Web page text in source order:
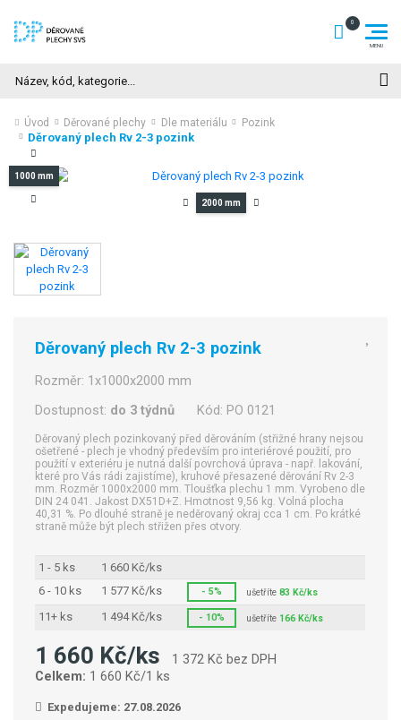
Úvod Děrované plechy Dle materiálu Pozink
Děrovaný plech Rv 2-3 pozink
1000 mm
2000 mm
Děrovaný plech Rv 2-3 pozink
Rozměr: 1x1000x2000 mm
Dostupnost: do 3 týdnů Kód: PO 0121
Děrovaný plech pozinkovaný před děrováním (střižné hrany nejsou
ošetřené - plech je vhodný především pro interiérové použití, pro
použití v exteriéru je nutná další povrchová úprava - např. lakování,
které pro Vás rádi zajistíme), kruhové přesazené děrování Rv 2-3
mm. Rozměr 1000x2000 mm. Tloušťka plechu 1 mm. Vyrobeno dle
DIN 24 041. Jakost DX51D+Z. Hmotnost 9,56 kg. Volná plocha
40,31 %. Po dlouhé straně je neděrovaný okraj cca 1 cm. Po krátké
straně může být plech střižen přes otvory.
1 - 5 ks
1 660 Kč/ks
6 - 10 ks
1 577 Kč/ks - 5% ušetříte83 Kč/ks
11+ ks 1 494 Kč/ks - 10% ušetříte 166 Kč/ks
1 660 Kč/ks
1 372 Kč bez DPH
Celkem: 1 660 Kč/1 ks
Expedujeme: 27.08.2026